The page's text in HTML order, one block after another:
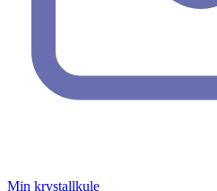
Min krystallkule